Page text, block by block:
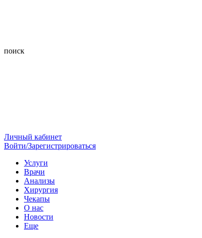
поиск
Личный кабинет
Войти/Зарегистрироваться
Услуги
Врачи
Анализы
Хирургия
Чекапы
О нас
Новости
Еще